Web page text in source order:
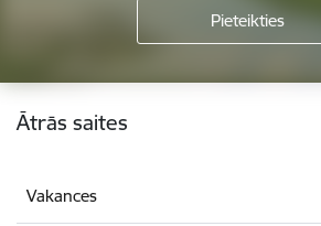
Kājene
Ātrās saites
Vakances